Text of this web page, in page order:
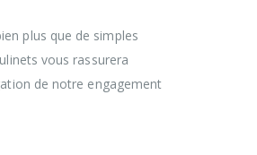
plus que de simples
vous rassurera
de notre engagement